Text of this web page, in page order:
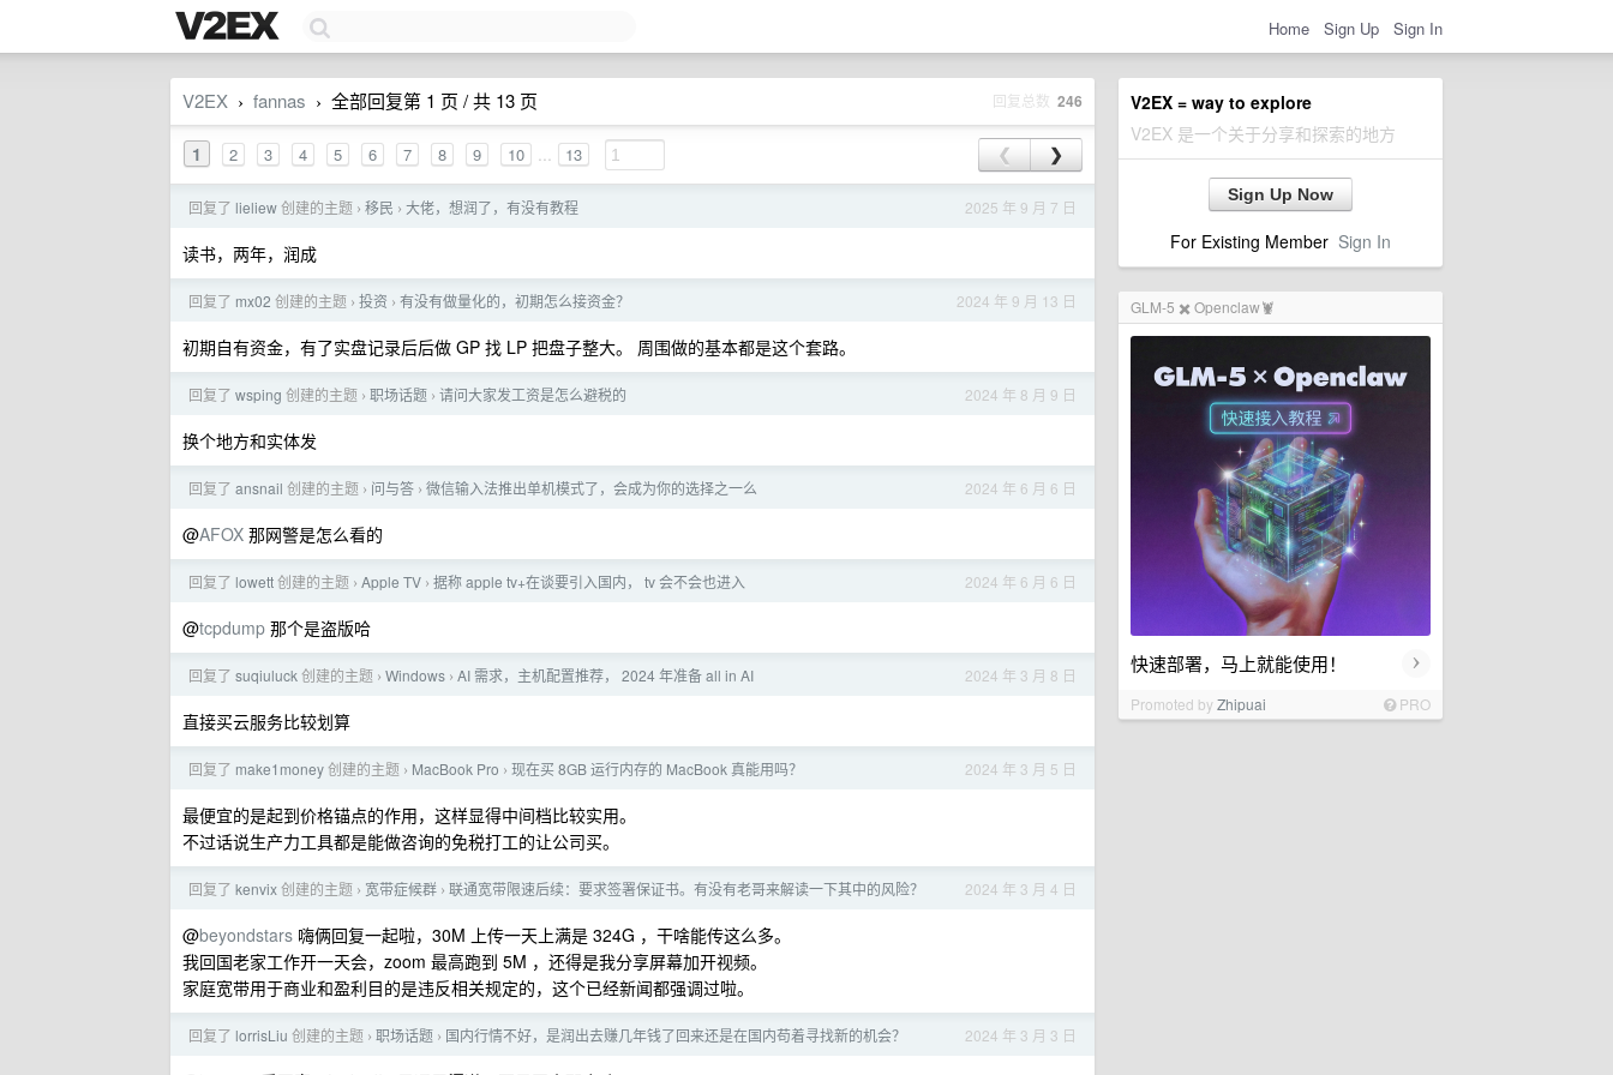
Home Sign Up Sign In
V2EX = way to explore
V2EX 是一个关于分享和探索的地方
Sign Up Now
For Existing Member Sign In
GLM-5 ✖️ Openclaw🦞
快速部署，马上就能使用！ ›
Promoted byZhipuai PRO
V2EX › fannas › 全部回复第 1 页 / 共 13 页 回复总数 246
1 2 3 4 5 6 7 8 9 10 ... 13 ❮ ❯
2025 年 9 月 7 日
回复了 lieliew创建的主题 › 移民 › 大佬，想润了，有没有教程
读书，两年，润成
2024 年 9 月 13 日
回复了 mx02 创建的主题 › 投资 › 有没有做量化的，初期怎么接资金？
初期自有资金，有了实盘记录后后做 GP 找 LP 把盘子整大。 周围做的基本都是这个套路。
2024 年 8 月 9 日
回复了 wsping 创建的主题 › 职场话题 › 请问大家发工资是怎么避税的
换个地方和实体发
2024 年 6 月 6 日
回复了 ansnail 创建的主题 › 问与答 › 微信输入法推出单机模式了，会成为你的选择之一么
@AFOX 那网警是怎么看的
2024 年 6 月 6 日
回复了 lowett创建的主题 › Apple TV › 据称 apple tv+在谈要引入国内， tv 会不会也进入
@tcpdump 那个是盗版哈
2024 年 3 月 8 日
回复了 suqiuluck创建的主题 › Windows › AI 需求，主机配置推荐， 2024 年准备 all in AI
直接买云服务比较划算
2024 年 3 月 5 日
回复了 make1money创建的主题 › MacBook Pro › 现在买 8GB 运行内存的 MacBook 真能用吗？
最便宜的是起到价格锚点的作用，这样显得中间档比较实用。
不过话说生产力工具都是能做咨询的免税打工的让公司买。
2024 年 3 月 4 日
回复了 kenvix创建的主题 › 宽带症候群 › 联通宽带限速后续：要求签署保证书。有没有老哥来解读一下其中的风险？
@beyondstars 嗨俩回复一起啦，30M 上传一天上满是 324G ，干啥能传这么多。
我回国老家工作开一天会，zoom 最高跑到 5M ，还得是我分享屏幕加开视频。
家庭宽带用于商业和盈利目的是违反相关规定的，这个已经新闻都强调过啦。
2024 年 3 月 3 日
回复了 lorrisLiu 创建的主题 › 职场话题 › 国内行情不好，是润出去赚几年钱了回来还是在国内苟着寻找新的机会？